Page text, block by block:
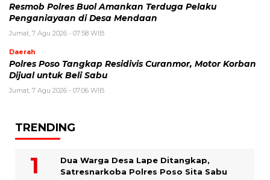
Resmob Polres Buol Amankan Terduga Pelaku
Penganiayaan di Desa Mendaan
Jumat, 7 Agu 2026 - 07:58 WIB
Daerah
Polres Poso Tangkap Residivis Curanmor, Motor Korban
Dijual untuk Beli Sabu
Jumat, 7 Agu 2026 - 07:06 WIB
TRENDING
Dua Warga Desa Lape Ditangkap,
Satresnarkoba Polres Poso Sita Sabu